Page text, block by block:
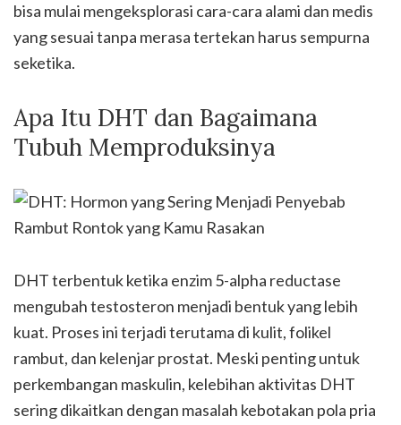
bisa mulai mengeksplorasi cara-cara alami dan medis
yang sesuai tanpa merasa tertekan harus sempurna
seketika.
Apa Itu DHT dan Bagaimana
Tubuh Memproduksinya
DHT terbentuk ketika enzim 5-alpha reductase
mengubah testosteron menjadi bentuk yang lebih
kuat. Proses ini terjadi terutama di kulit, folikel
rambut, dan kelenjar prostat. Meski penting untuk
perkembangan maskulin, kelebihan aktivitas DHT
sering dikaitkan dengan masalah kebotakan pola pria